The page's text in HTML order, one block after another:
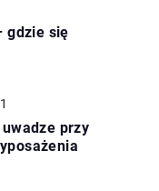
gdzie się
przy